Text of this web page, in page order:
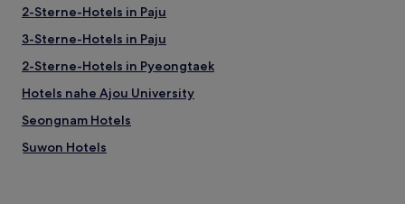
2-Sterne-Hotels in Paju
3-Sterne-Hotels in Paju
2-Sterne-Hotels in Pyeongtaek
Hotels nahe Ajou University
Seongnam Hotels
Suwon Hotels